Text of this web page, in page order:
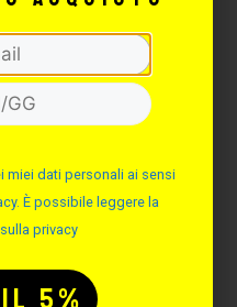
AL -13%
dati personali ai sensi
È possibile leggere la
privacy